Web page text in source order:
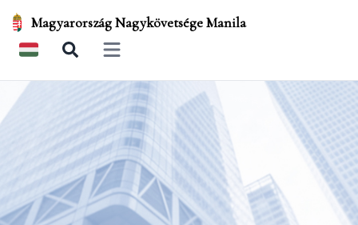
Magyarország Nagykövetsége Manila
Open main menu